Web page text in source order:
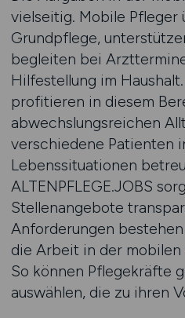
vielseitig. Mobile Pfleger
Grundpflege,
begleiten bei
Hilfestellung im
profitieren in diesem
abwechslungsreichen
verschiedene Patienten
Lebenssituationen
ALTENPFLEGE.JOBS
Stellenangebote
Anforderungen
die Arbeit in der
So können Pflegekräfte
auswählen, die zu ihren